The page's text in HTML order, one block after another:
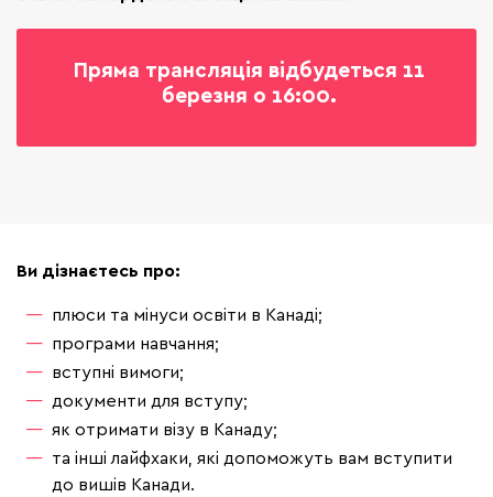
Пряма трансляція відбудеться 11
березня о 16:00.
Ви дізнаєтесь про:
плюси та мінуси освіти в Канаді;
програми навчання;
вступні вимоги;
документи для вступу;
як отримати візу в Канаду;
та інші лайфхаки, які допоможуть вам вступити
до вишів Канади.